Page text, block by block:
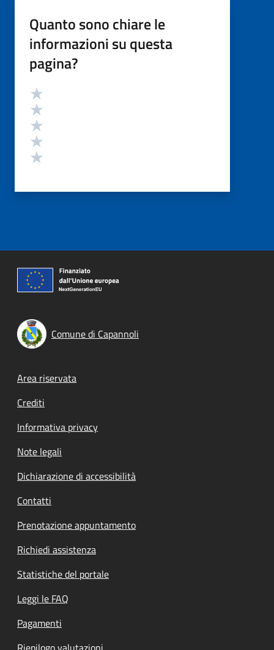
Quanto sono chiare le
informazioni su questa
pagina?
Valutazione
Comune di Capannoli
Footer menu
Area riservata
Crediti
Informativa privacy
Note legali
Dichiarazione di accessibilità
Contatti
Prenotazione appuntamento
Richiedi assistenza
Statistiche del portale
Leggi le FAQ
Pagamenti